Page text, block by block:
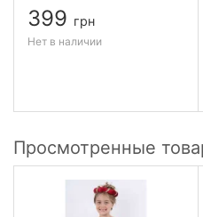
399 грн
Нет в наличии
Просмотренные